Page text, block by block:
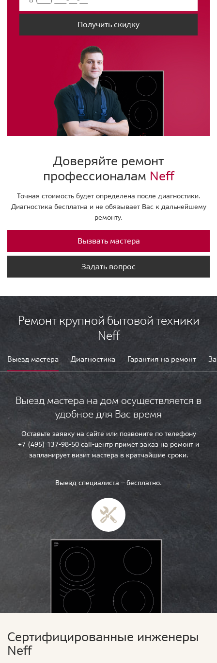
Получить скидку
Доверяйте ремонт
профессионалам Neff
Точная стоимость будет определена после диагностики.
Диагностика бесплатна и не обязывает Вас к дальнейшему
ремонту.
Вызвать мастера
Задать вопрос
Ремонт крупной бытовой техники
Neff
Выезд мастера Диагностика Гарантия на ремонт
Выезд мастера на дом осуществляется в
удобное для Вас время
Оставьте заявку на сайте или позвоните по телефону
+7 (495) 137-98-50 call-центр примет заказ на ремонт и
запланирует визит мастера в кратчайшие сроки.
Выезд специалиста — бесплатно.
Сертифицированные инженеры
Neff